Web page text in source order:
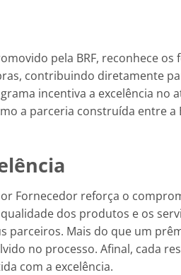
pela BRF, reconhece
contribuindo diretamente
incentiva a excelência no
a parceria construída entre a
Fornecedor reforça o
dos produtos e os
parceiros. Mais do que um
no processo. Afinal, cada
com a excelência.